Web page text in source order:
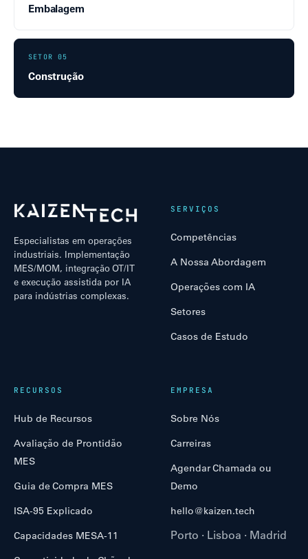
Embalagem
SETOR 05
Construção
Especialistas em operações
industriais. Implementação
MES/MOM, integração OT/IT
e execução assistida por IA
para indústrias complexas.
SERVIÇOS
Competências
A Nossa Abordagem
Operações com IA
Setores
Casos de Estudo
RECURSOS
Hub de Recursos
Avaliação de Prontidão
MES
Guia de Compra MES
ISA-95 Explicado
Capacidades MESA-11
EMPRESA
Sobre Nós
Carreiras
Agendar Chamada ou
Demo
hello@kaizen.tech
Porto · Lisboa · Madrid